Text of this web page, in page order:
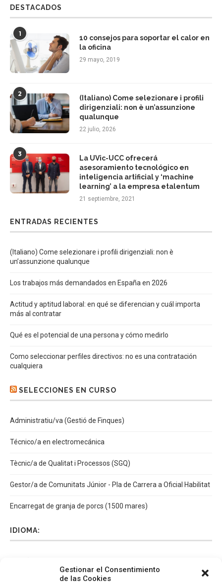
Gestionar el Consentimiento
de las Cookies
DESTACADOS
1
10 consejos para soportar el calor en
la oficina
29 mayo, 2019
2
(Italiano) Come selezionare i profili
dirigenziali: non è un’assunzione
qualunque
22 julio, 2026
3
La UVic-UCC ofrecerá
asesoramiento tecnológico en
inteligencia artificial y ‘machine
learning’ a la empresa etalentum
21 septiembre, 2021
ENTRADAS RECIENTES
(Italiano) Come selezionare i profili dirigenziali: non è
un’assunzione qualunque
Los trabajos más demandados en España en 2026
Actitud y aptitud laboral: en qué se diferencian y cuál importa
más al contratar
Qué es el potencial de una persona y cómo medirlo
Como seleccionar perfiles directivos: no es una contratación
cualquiera
SELECCIONES EN CURSO
Administratiu/va (Gestió de Finques)
Técnico/a en electromecánica
Tècnic/a de Qualitat i Processos (SGQ)
Gestor/a de Comunitats Júnior - Pla de Carrera a Oficial Habilitat
Encarregat de granja de porcs (1500 mares)
IDIOMA: